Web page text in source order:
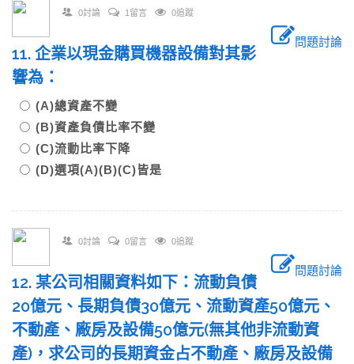
0討論 1留言 0追蹤
問題討論
11. 企業以現金購買機器設備對其影
響為：
(A)總資產不變
(B)資產負債比率不變
(C)流動比率下降
(D)選項(A)(B)(C)皆是
0討論 0留言 0追蹤
問題討論
12. 某公司相關資料如下：流動負債
20億元、長期負債30億元、流動資產50億元、
不動產、廠房及設備50億元(無其他非流動資
產)，求公司的長期資金占不動產、廠房及設備